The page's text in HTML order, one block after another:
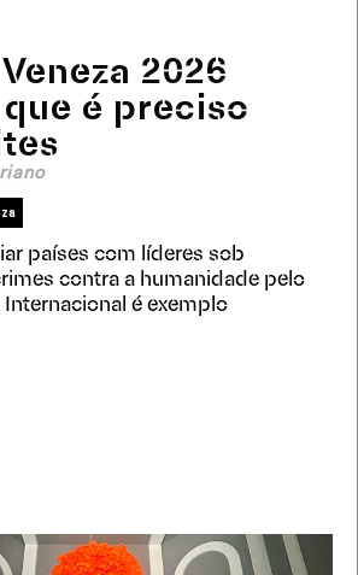
2026
é preciso
países com líderes sob
contra a humanidade pelo
é exemplo